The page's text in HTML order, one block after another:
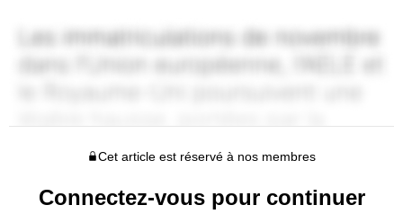
Cet article est réservé à nos membres
Connectez-vous pour continuer